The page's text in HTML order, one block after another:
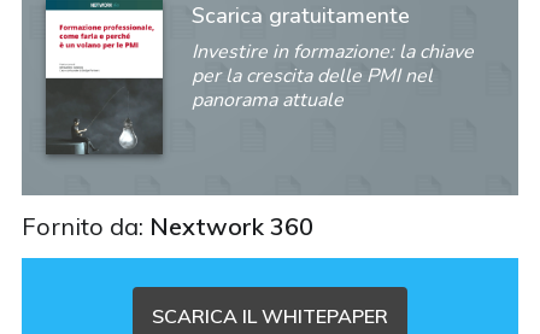
Scarica gratuitamente
Investire in formazione: la chiave
per la crescita delle PMI nel
panorama attuale
Fornito da: Nextwork 360
SCARICA IL WHITEPAPER